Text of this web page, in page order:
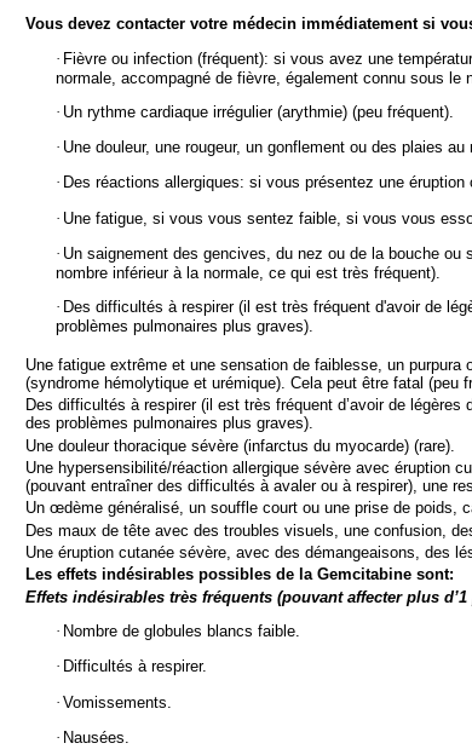
Vous devez contacter votre médecin immédiatement si
· Fièvre ou infection (fréquent): si vous avez une
normale, accompagné de fièvre, également connu sous le
· Un rythme cardiaque irrégulier (arythmie) (peu fréquent).
· Une douleur, une rougeur, un gonflement ou des plaies
· Des réactions allergiques: si vous présentez une
· Une fatigue, si vous vous sentez faible, si vous vous
· Un saignement des gencives, du nez ou de la bouche
nombre inférieur à la normale, ce qui est très fréquent).
· Des difficultés à respirer (il est très fréquent d'avoir de
problèmes pulmonaires plus graves).
Une fatigue extrême et une sensation de faiblesse, un
(syndrome hémolytique et urémique). Cela peut être fatal (peu
Des difficultés à respirer (il est très fréquent d’avoir de
des problèmes pulmonaires plus graves).
Une douleur thoracique sévère (infarctus du myocarde) (rare).
Une hypersensibilité/réaction allergique sévère avec éruption
(pouvant entraîner des difficultés à avaler ou à respirer), une
Un œdème généralisé, un souffle court ou une prise de poids,
Des maux de tête avec des troubles visuels, une confusion,
Une éruption cutanée sévère, avec des démangeaisons, des
Les effets indésirables possibles de la Gemcitabine sont:
Effets indésirables très fréquents (pouvant affecter plus
· Nombre de globules blancs faible.
· Difficultés à respirer.
· Vomissements.
· Nausées.